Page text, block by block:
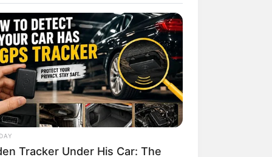
Tracker Under His Car: The